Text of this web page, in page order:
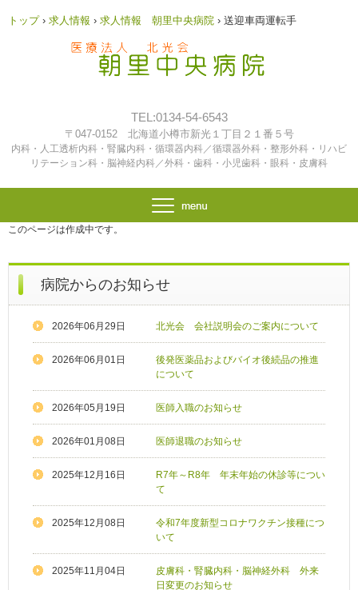
トップ › 求人情報 › 求人情報 朝里中央病院 › 送迎車両運転手
TEL:0134-54-6543
〒047-0152 北海道小樽市新光１丁目２１番５号
内科・人工透析内科・腎臓内科・循環器内科／循環器外科・整形外科・リハビ
リテーション科・脳神経内科／外科・歯科・小児歯科・眼科・皮膚科
このページは作成中です。
病院からのお知らせ
2026年06月29日 北光会 会社説明会のご案内について
2026年06月01日
後発医薬品およびバイオ後続品の推進
について
2026年05月19日 医師入職のお知らせ
2026年01月08日 医師退職のお知らせ
2025年12月16日
R7年～R8年 年末年始の休診等につい
て
2025年12月08日
令和7年度新型コロナワクチン接種につ
いて
2025年11月04日
皮膚科・腎臓内科・脳神経外科 外来
日変更のお知らせ